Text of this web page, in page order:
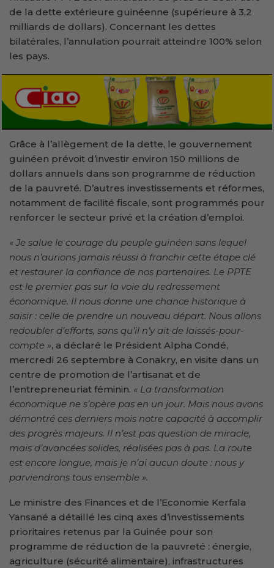
de la dette extérieure guinéenne (supérieure à 3,2
milliards de dollars). Concernant les dettes
bilatérales, l’annulation pourrait atteindre 100% selon
les pays.
Grâce à l’allègement de la dette, le gouvernement
guinéen prévoit d’investir environ 150 millions de
dollars annuels dans son programme de réduction
de la pauvreté. D’autres investissements et réformes,
notamment de facilité fiscale, sont programmés pour
renforcer le secteur privé et la création d’emploi.
« Je salue le courage du peuple guinéen sans lequel
nous n’aurions jamais réussi à franchir cette étape clé
et restaurer la confiance de nos partenaires. Le PPTE
est le premier pas sur la voie du redressement
économique. Il nous donne une chance historique à
saisir : celle de prendre un nouveau départ. Nous allons
redoubler d’efforts, sans qu’il n’y ait de laissés-pour-
compte », a déclaré le Président Alpha Condé,
mercredi 26 septembre à Conakry, en visite dans un
centre de promotion de l’artisanat et de
l’entrepreneuriat féminin. « La transformation
économique ne s’opère pas en un jour. Mais nous avons
démontré ces derniers mois notre capacité à accomplir
des progrès majeurs. Il n’est pas question de miracle,
mais d’avancées solides, réalisées pas à pas. La route
est encore longue, mais je n’ai aucun doute : nous y
parviendrons tous ensemble ».
Le ministre des Finances et de l’Economie Kerfala
Yansané a détaillé les cinq axes d’investissements
prioritaires retenus par la Guinée pour son
programme de réduction de la pauvreté : énergie,
agriculture (sécurité alimentaire), infrastructures